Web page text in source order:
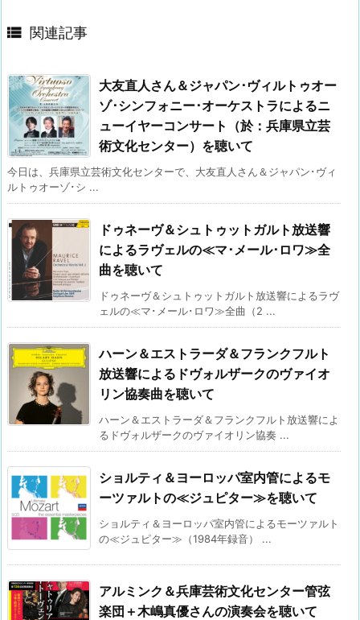
 関連記事
大友直人さん＆ジャパン･ヴィルトゥオー
ゾ･シンフォニー･オーケストラによるニ
ューイヤーコンサート（於：兵庫県立芸
術文化センター）を聴いて
今日は、兵庫県立芸術文化センターで、大友直人さん＆ジャパン･ヴィ
ルトゥオーゾ･シ ...
ドゥネーヴ＆シュトゥットガルト放送響
によるラヴェルの≪マ･メール･ロワ≫全
曲を聴いて
ドゥネーヴ＆シュトゥットガルト放送響によるラヴ
ェルの≪マ･メール･ロワ≫全曲（2 ...
ハーン＆エストラーダ＆フランクフルト
放送響によるドヴォルザークのヴァイオ
リン協奏曲を聴いて
ハーン＆エストラーダ＆フランクフルト放送響によ
るドヴォルザークのヴァイオリン協奏 ...
ショルティ＆ヨーロッパ室内管によるモ
ーツァルトの≪ジュピター≫を聴いて
ショルティ＆ヨーロッパ室内管によるモーツァルト
の≪ジュピター≫（1984年録音） ...
アルミンク＆兵庫芸術文化センター管弦
楽団＋木嶋真優さんの演奏会を聴いて